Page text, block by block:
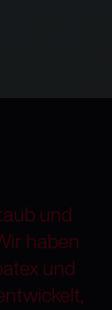
und
haben
und